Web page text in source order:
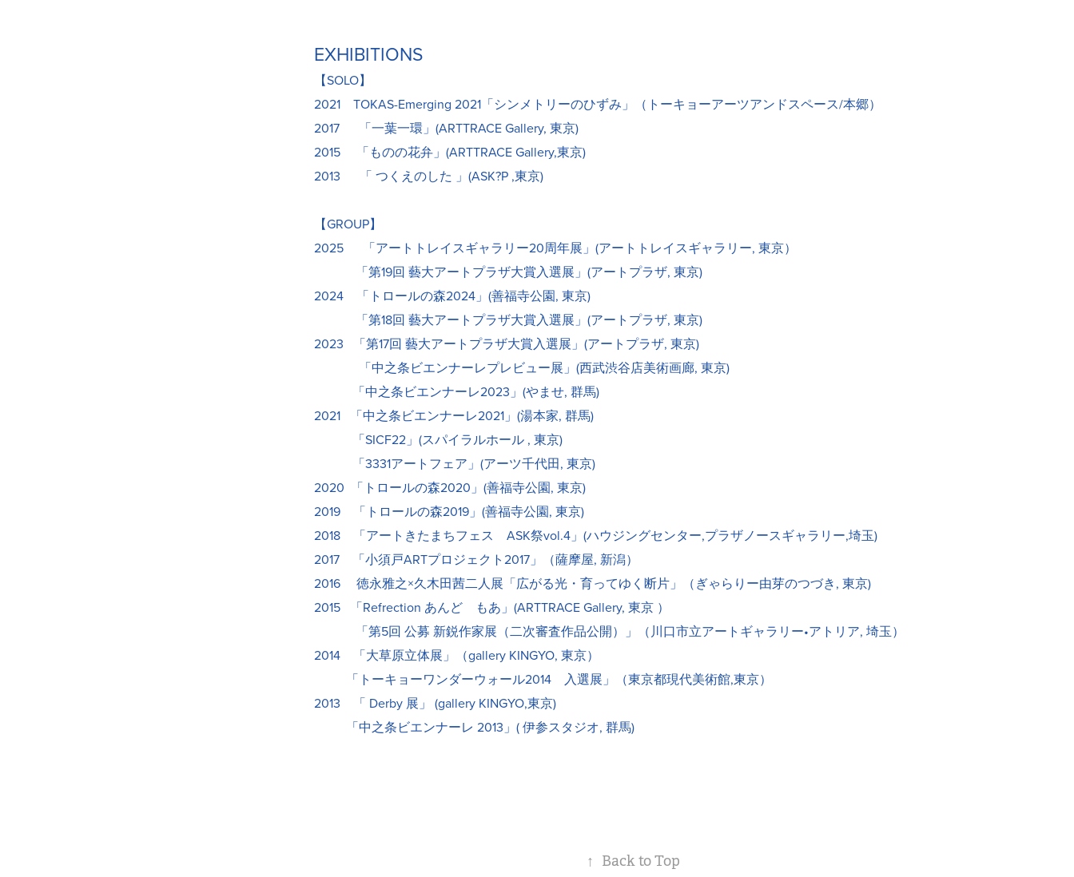
EXHIBITIONS
【SOLO】
2021 TOKAS-Emerging 2021「シンメトリーのひずみ」（トーキョーアーツアンドスペース/本郷）
2017 「一葉一環」(ARTTRACE Gallery, 東京)
2015 「ものの花弁」(ARTTRACE Gallery,東京)
2013 「 つくえのした 」(ASK?P ,東京)
【GROUP】
2025 「アートトレイスギャラリー20周年展」(アートトレイスギャラリー, 東京）
「第19回 藝大アートプラザ大賞入選展」(アートプラザ, 東京)
2024 「トロールの森2024」(善福寺公園, 東京)
「第18回 藝大アートプラザ大賞入選展」(アートプラザ, 東京)
2023 「第17回 藝大アートプラザ大賞入選展」(アートプラザ, 東京)
「中之条ビエンナーレプレビュー展」(西武渋谷店美術画廊, 東京)
「中之条ビエンナーレ2023」(やませ, 群馬)
2021 「中之条ビエンナーレ2021」(湯本家, 群馬)
「SICF22」(スパイラルホール , 東京)
「3331アートフェア」(アーツ千代田, 東京)
2020 「トロールの森2020」(善福寺公園, 東京)
2019 「トロールの森2019」(善福寺公園, 東京)
2018 「アートきたまちフェス ASK祭vol.4」(ハウジングセンター,プラザノースギャラリー,埼玉)
2017 「小須戸ARTプロジェクト2017」（薩摩屋, 新潟）
2016 徳永雅之×久木田茜二人展「広がる光・育ってゆく断片」（ぎゃらりー由芽のつづき, 東京)
2015 「Refrection あんど もあ」(ARTTRACE Gallery, 東京 ）
「第5回 公募 新鋭作家展（二次審査作品公開）」（川口市立アートギャラリー•アトリア, 埼玉）
2014 「大草原立体展」（gallery KINGYO, 東京）
「トーキョーワンダーウォール2014 入選展」（東京都現代美術館,東京）
2013 「 Derby 展」 (gallery KINGYO,東京)
「中之条ビエンナーレ 2013」( 伊参スタジオ, 群馬)
↑ Back to Top